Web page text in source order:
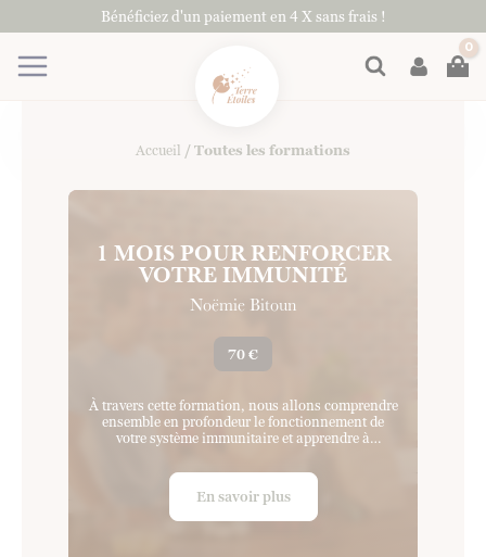
au
Bénéficiez d'un paiement en 4 X sans frais !
Rechercher
Accueil / Toutes les formations
1 MOIS POUR RENFORCER
VOTRE IMMUNITÉ
Noëmie Bitoun
70 €
À travers cette formation, nous allons comprendre
ensemble en profondeur le fonctionnement de
votre système immunitaire et apprendre à
En savoir plus